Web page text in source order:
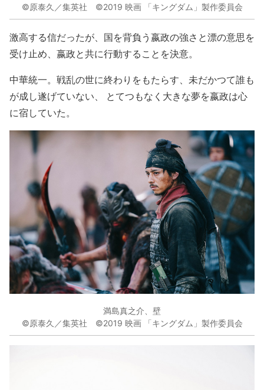
©原泰久／集英社 ©2019 映画 「キングダム」製作委員会
激高する信だったが、国を背負う嬴政の強さと漂の意思を
受け止め、嬴政と共に行動することを決意。
中華統一。戦乱の世に終わりをもたらす、未だかつて誰も
が成し遂げていない、 とてつもなく大きな夢を嬴政は心
に宿していた。
満島真之介、壁
©原泰久／集英社 ©2019 映画 「キングダム」製作委員会